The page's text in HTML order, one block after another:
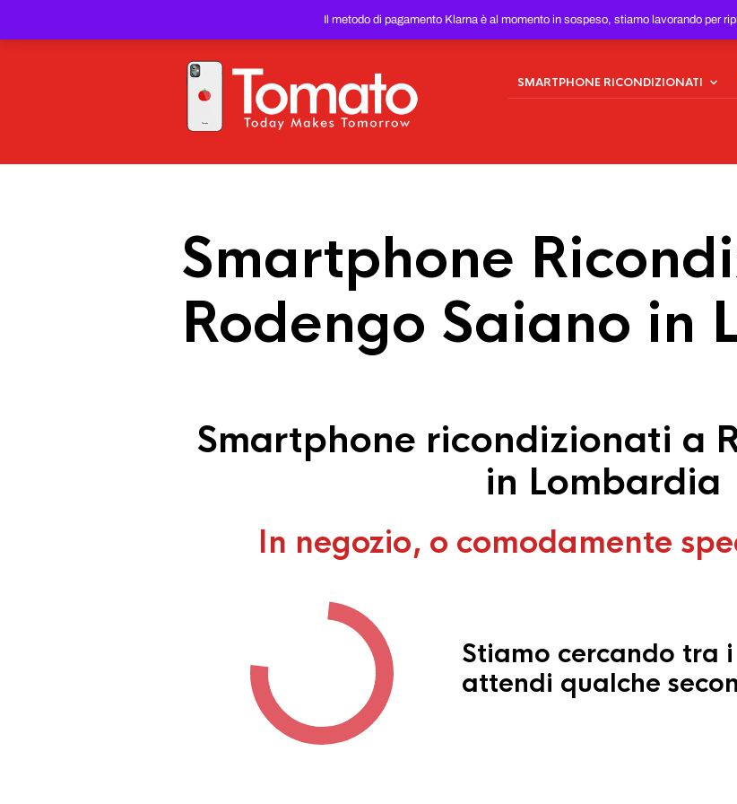
Il metodo di pagamento Klarna è al momento in sospeso, stiamo lavorando per
PREZZO DEL WEB!
SMARTPHONE RICONDIZIONATI
Smartphone
Rodengo Saiano in
Smartphone ricondizionati a
in Lombardia
In negozio, o comodamente
Stiamo cercando tra
attendi qualche